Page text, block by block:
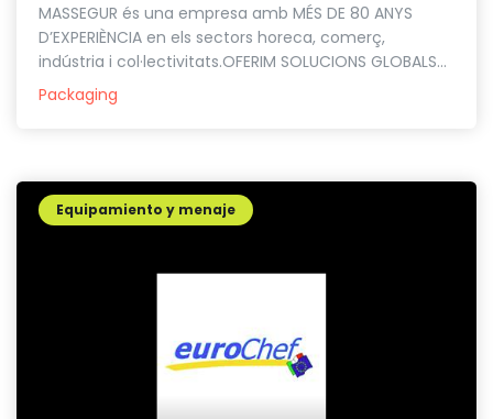
MASSEGUR és una empresa amb MÉS DE 80 ANYS
D’EXPERIÈNCIA en els sectors horeca, comerç,
indústria i col·lectivitats.OFERIM SOLUCIONS GLOBALS...
Packaging
Equipamiento y menaje